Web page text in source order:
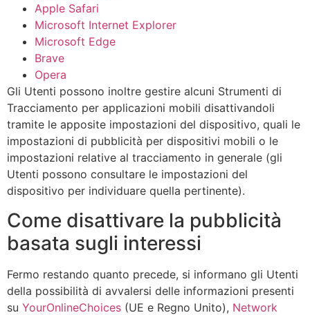
Apple Safari
Microsoft Internet Explorer
Microsoft Edge
Brave
Opera
Gli Utenti possono inoltre gestire alcuni Strumenti di
Tracciamento per applicazioni mobili disattivandoli
tramite le apposite impostazioni del dispositivo, quali le
impostazioni di pubblicità per dispositivi mobili o le
impostazioni relative al tracciamento in generale (gli
Utenti possono consultare le impostazioni del
dispositivo per individuare quella pertinente).
Come disattivare la pubblicità
basata sugli interessi
Fermo restando quanto precede, si informano gli Utenti
della possibilità di avvalersi delle informazioni presenti
su YourOnlineChoices (UE e Regno Unito), Network